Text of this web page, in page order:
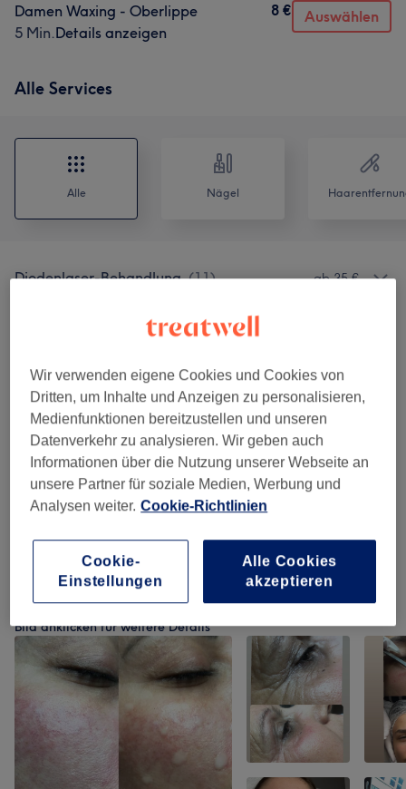
Damen Waxing - Oberlippe
5 Min.Details anzeigen
8 € Auswählen
Alle Services
Alle Nägel
Diodenlaser-Behandlung (11) ab 35 €
Gesichtsbehandlungen (9)
Augenbrauen & Wimpernbehandlungen ( 5
Wimpernverlängerungen (2)
Maniküre & Pediküre (5 ab 10 €
Massagen (4)
Damen - Waxing (7) ab 7 €
Unsere Arbeit
Bild anklicken für weitere Details
Wir verwenden eigene Cookies und Cookies von
Dritten, um Inhalte und Anzeigen zu personalisieren,
Medienfunktionen bereitzustellen und unseren
Datenverkehr zu analysieren. Wir geben auch
Informationen über die Nutzung unserer Webseite an
unsere Partner für soziale Medien, Werbung und
Analysen weiter. Cookie-Richtlinien
Cookie-
Einstellungen
Alle Cookies
akzeptieren